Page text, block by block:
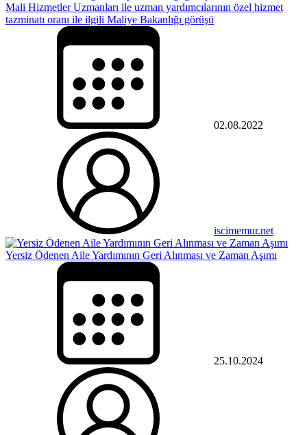
Mali Hizmetler Uzmanları ile uzman yardımcılarının özel hizmet
tazminatı oranı ile ilgili Maliye Bakanlığı görüşü
02.08.2022
iscimemur.net
Yersiz Ödenen Aile Yardımının Geri Alınması ve Zaman Aşımı
25.10.2024